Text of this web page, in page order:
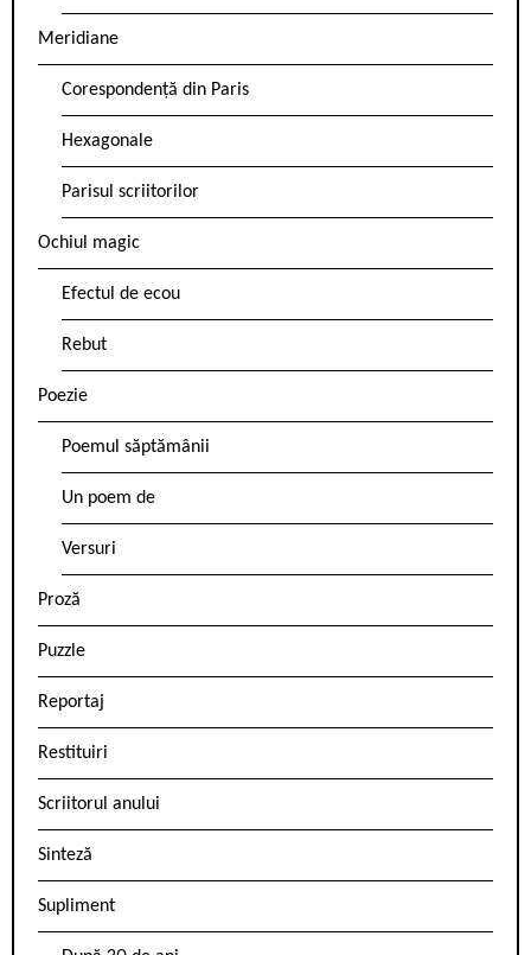
Meridiane
Corespondență din Paris
Hexagonale
Parisul scriitorilor
Ochiul magic
Efectul de ecou
Rebut
Poezie
Poemul săptămânii
Un poem de
Versuri
Proză
Puzzle
Reportaj
Restituiri
Scriitorul anului
Sinteză
Supliment